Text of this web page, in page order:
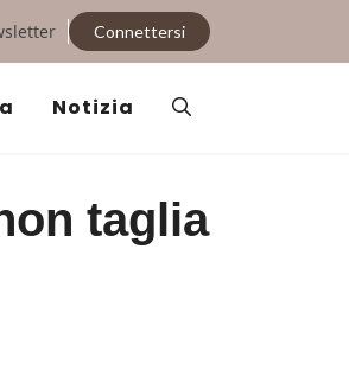
Connettersi
Notizia
taglia